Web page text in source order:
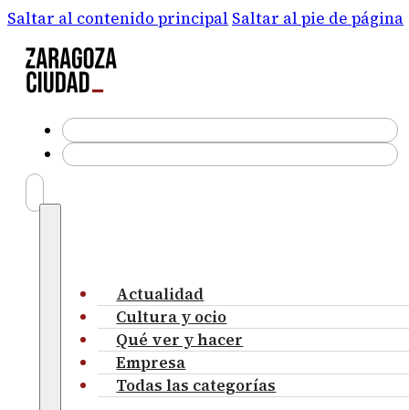
Saltar al contenido principal Saltar al pie de página
Actualidad
Cultura y ocio
Qué ver y hacer
Empresa
Todas las categorías